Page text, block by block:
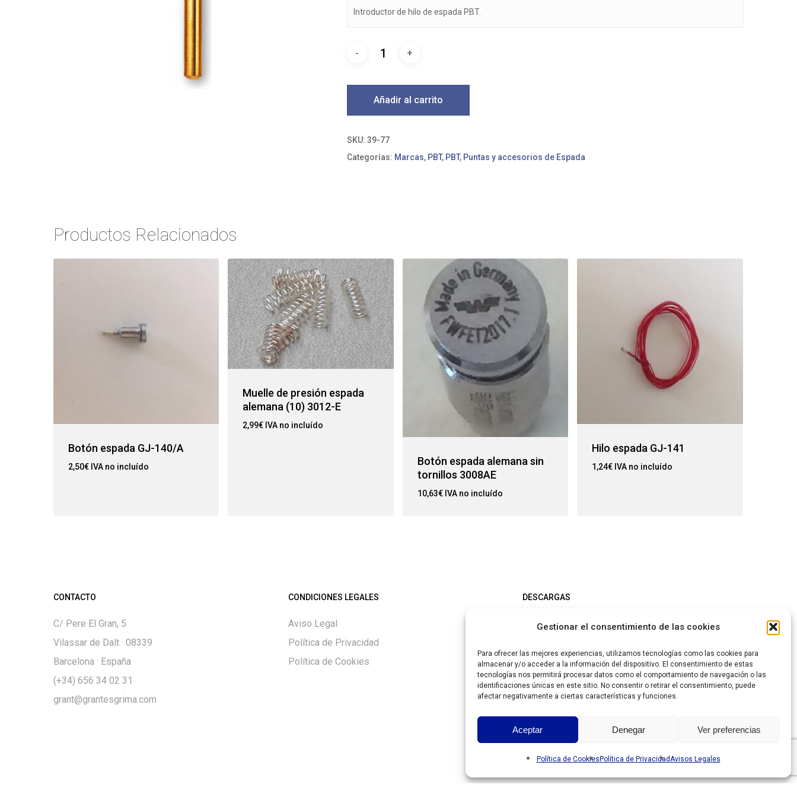
Gestionar el consentimiento de las cookies
Para ofrecer las mejores experiencias, utilizamos tecnologías como las cookies para
almacenar y/o acceder a la información del dispositivo. El consentimiento de estas
tecnologías nos permitirá procesar datos como el comportamiento de navegación o las
identificaciones únicas en este sitio. No consentir o retirar el consentimiento, puede
afectar negativamente a ciertas características y funciones.
Aceptar Denegar Ver preferencias
Política de Cookies Política de PrivacidadAvisos Legales
Introductor de hilo de espada PBT.
Añadir al carrito
SKU: 39-77
Categorías: Marcas, PBT, PBT, Puntas y accesorios de Espada
Productos Relacionados
Botón espada GJ-140/A
2,50€ IVA no incluído
Muelle de presión espada
alemana (10) 3012-E
2,99€ IVA no incluído
Botón espada alemana sin
tornillos 3008AE
10,63€ IVA no incluído
Hilo espada GJ-141
1,24€ IVA no incluído
CONTACTO
C/ Pere El Gran, 5
Vilassar de Dalt · 08339
Barcelona · España
(+34) 656 34 02 31
grant@grantesgrima.com
CONDICIONES LEGALES
Aviso Legal
Política de Privacidad
Política de Cookies
DESCARGAS
Size chart
Guía de Tallas
https://grantesgrima.com/wp-
content/uploads/2026/07/Lista-Grantesgrima-